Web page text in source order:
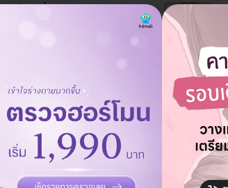
2 ข้าง เพื่อแปลงเพศหญิง